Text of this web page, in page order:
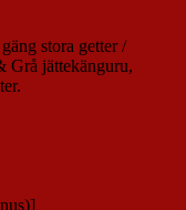
stora getter /
Grå jättekänguru,